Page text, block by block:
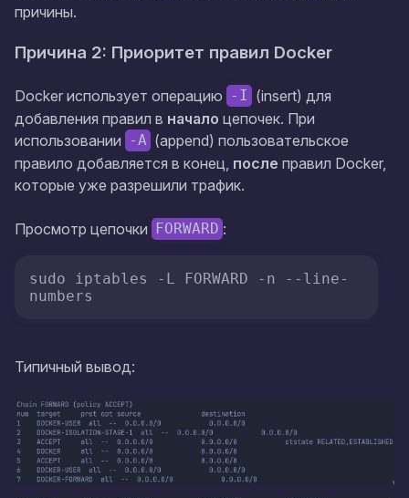
причины.
Причина 2: Приоритет правил Docker
Docker использует операцию -I (insert) для
добавления правил в начало цепочек. При
использовании -A (append) пользовательское
правило добавляется в конец, после правил Docker,
которые уже разрешили трафик.
Просмотр цепочки FORWARD :
sudo iptables -L FORWARD -n --line-
numbers
Типичный вывод: